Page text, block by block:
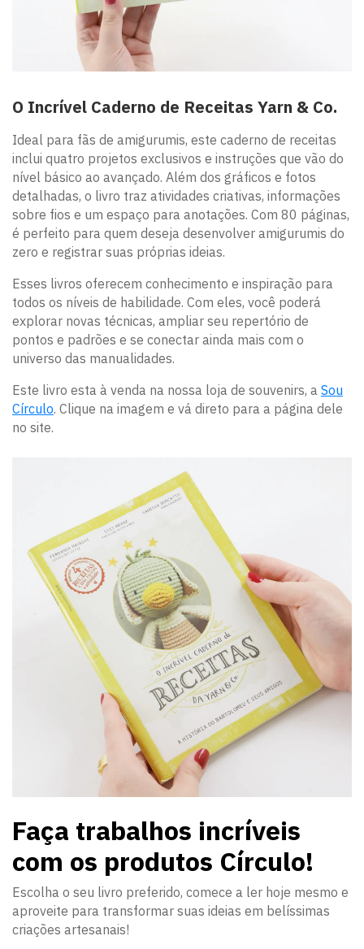
O Incrível Caderno de Receitas Yarn & Co.
Ideal para fãs de amigurumis, este caderno de receitas
inclui quatro projetos exclusivos e instruções que vão do
nível básico ao avançado. Além dos gráficos e fotos
detalhadas, o livro traz atividades criativas, informações
sobre fios e um espaço para anotações. Com 80 páginas,
é perfeito para quem deseja desenvolver amigurumis do
zero e registrar suas próprias ideias.
Esses livros oferecem conhecimento e inspiração para
todos os níveis de habilidade. Com eles, você poderá
explorar novas técnicas, ampliar seu repertório de
pontos e padrões e se conectar ainda mais com o
universo das manualidades.
Este livro esta à venda na nossa loja de souvenirs, a Sou
Círculo. Clique na imagem e vá direto para a página dele
no site.
Faça trabalhos incríveis
com os produtos Círculo!
Escolha o seu livro preferido, comece a ler hoje mesmo e
aproveite para transformar suas ideias em belíssimas
criações artesanais!